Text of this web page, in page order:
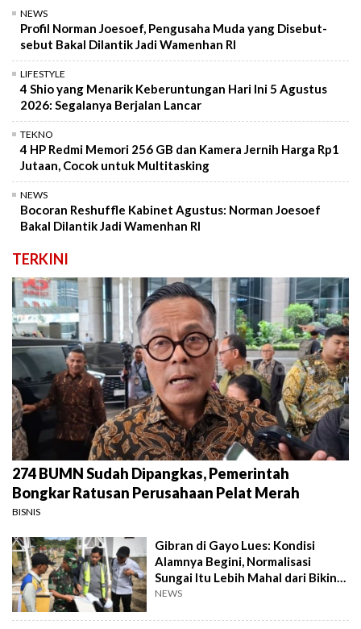
NEWS
Profil Norman Joesoef, Pengusaha Muda yang Disebut-
sebut Bakal Dilantik Jadi Wamenhan RI
LIFESTYLE
4 Shio yang Menarik Keberuntungan Hari Ini 5 Agustus
2026: Segalanya Berjalan Lancar
TEKNO
4 HP Redmi Memori 256 GB dan Kamera Jernih Harga Rp1
Jutaan, Cocok untuk Multitasking
NEWS
Bocoran Reshuffle Kabinet Agustus: Norman Joesoef
Bakal Dilantik Jadi Wamenhan RI
TERKINI
274 BUMN Sudah Dipangkas, Pemerintah
Bongkar Ratusan Perusahaan Pelat Merah
BISNIS
Gibran di Gayo Lues: Kondisi
Alamnya Begini, Normalisasi
Sungai Itu Lebih Mahal dari Bikin
Jembatan
NEWS